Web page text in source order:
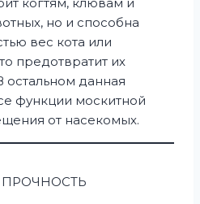
когтям, клювам и
но и способна
вес кота или
предотвратит их
остальном данная
функции москитной
от насекомых.